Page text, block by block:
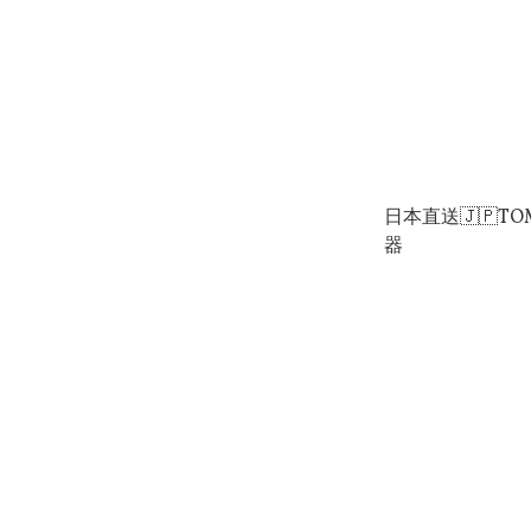
日本直送
器